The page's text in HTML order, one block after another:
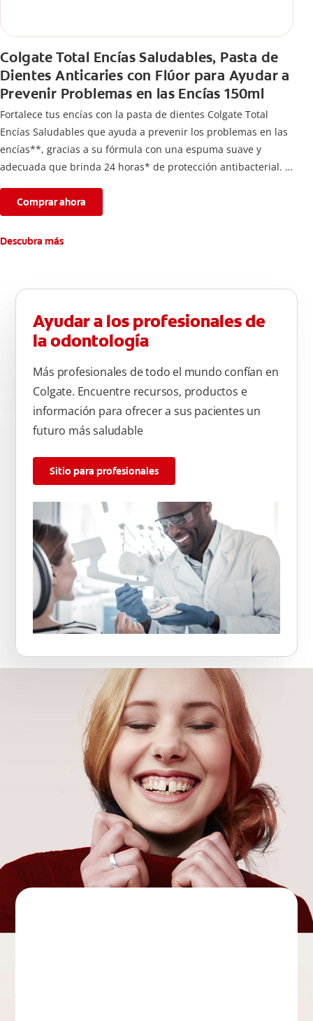
Colgate Total Encías Saludables, Pasta de
Dientes Anticaries con Flúor para Ayudar a
Prevenir Problemas en las Encías 150ml
Fortalece tus encías con la pasta de dientes Colgate Total
Encías Saludables que ayuda a prevenir los problemas en las
encías**, gracias a su fórmula con una espuma suave y
adecuada que brinda 24 horas* de protección antibacterial.
semanas.
**Causados por bacterias.
Comprar ahora
Descubra más
Ayudar a los profesionales de
la odontología
Más profesionales de todo el mundo confían en
Colgate. Encuentre recursos, productos e
información para ofrecer a sus pacientes un
futuro más saludable
Sitio para profesionales